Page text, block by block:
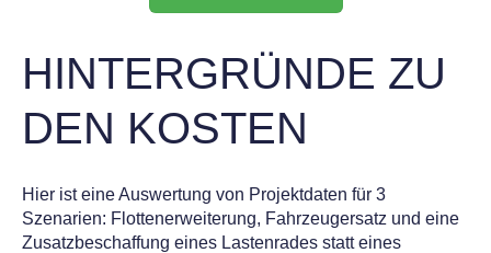
HINTERGRÜNDE ZU
DEN KOSTEN
Hier ist eine Auswertung von Projektdaten für 3
Szenarien: Flottenerweiterung, Fahrzeugersatz und eine
Zusatzbeschaffung eines Lastenrades statt eines